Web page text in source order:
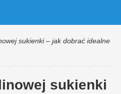
sukienki – jak dobrać idealne
sukienki